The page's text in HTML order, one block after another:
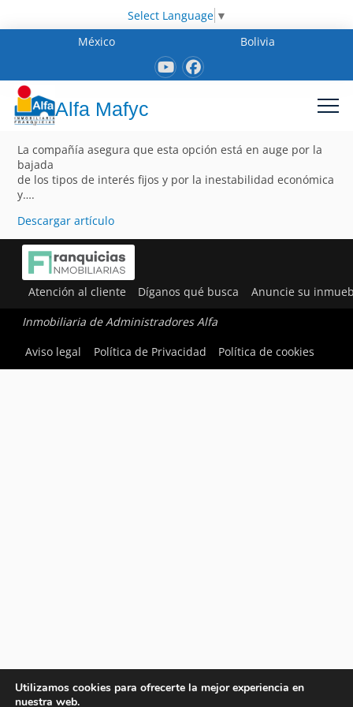
Select Language ▼
México
Bolivia
Alfa Mafyc
La compañía asegura que esta opción está en auge por la
bajada
de los tipos de interés fijos y por la inestabilidad económica
y….
Descargar artículo
Atención al cliente Díganos qué busca Anuncie su
Inmobiliaria de Administradores Alfa
Aviso legal
Política de Privacidad Política de cookies
Utilizamos cookies para ofrecerte la mejor experiencia en
nuestra web.